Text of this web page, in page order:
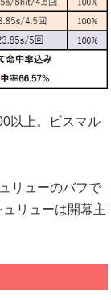
以上。ビスマル
リューのバフで
リューは開幕主